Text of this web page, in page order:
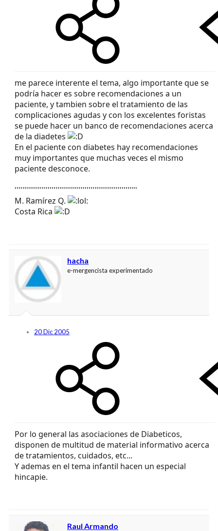
me parece interente el tema, algo importante que se
podría hacer es sobre recomendaciones a un
paciente, y tambien sobre el tratamiento de las
complicaciones agudas y con los excelentes foristas
se puede hacer un banco de recomendaciones acerca
de la diadetes
En el paciente con diabetes hay recomendaciones
muy importantes que muchas veces el mismo
paciente desconoce.
'''''''''''''''''''''''''''''''''''''''''''''''''''''''''''''''
M. Ramírez Q.
Costa Rica
hacha
e-mergencista experimentado
20 Dic 2005
Por lo general las asociaciones de Diabeticos,
disponen de multitud de material informativo acerca
de tratamientos, cuidados, etc...
Y ademas en el tema infantil hacen un especial
hincapie.
Raul Armando